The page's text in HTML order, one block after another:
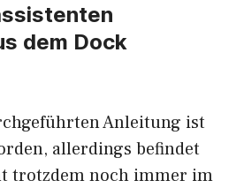
dem Dock
Anleitung ist
allerdings befindet
trotzdem noch immer im